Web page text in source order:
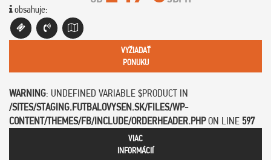
obsahuje:
VYŽIADAŤ
PONUKU
WARNING: UNDEFINED VARIABLE $PRODUCT IN
/SITES/STAGING.FUTBALOVYSEN.SK/FILES/WP-
CONTENT/THEMES/FB/INCLUDE/ORDERHEADER.PHPON LINE 597
VIAC
INFORMÁCIÍ